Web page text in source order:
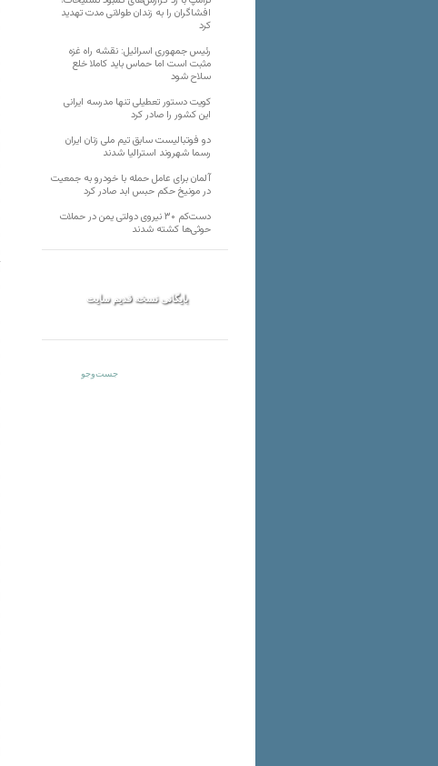
افشاگران را به زندان طولانی مدت تهدید
کرد
رئیس‌ جمهوری اسرائیل: نقشه راه غزه
مثبت است اما حماس باید کاملا خلع
سلاح شود
کویت دستور تعطیلی تنها مدرسه ایرانی
این کشور را صادر کرد
دو فوتبالیست سابق تیم ملی زنان ایران
رسما شهروند استرالیا شدند
آلمان برای عامل حمله با خودرو به جمعیت
در مونیخ حکم حبس ابد صادر کرد
دست‌کم ۳۰ نیروی دولتی یمن در حملات
حوثی‌ها کشته شدند
بایگانی نسخه قدیم سایت